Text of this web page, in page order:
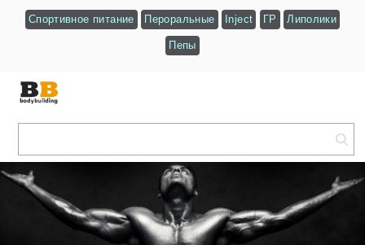
Спортивное питание Пероральные Inject ГР Липолики
Пепы